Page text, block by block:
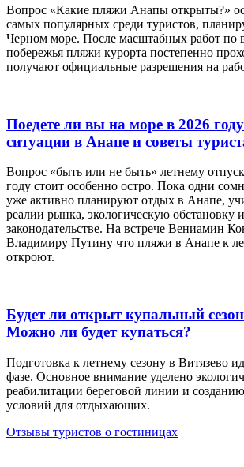
Вопрос «Какие пляжи Анапы открыты?»
самых популярных среди туристов,
Черном море. После масштабных работ по
побережья пляжи курорта постепенно
получают официальные разрешения на
Поедете ли вы на море в 2026
ситуации в Анапе и советы
Вопрос «быть или не быть» летнему
году стоит особенно остро. Пока одни
уже активно планируют отдых в Анапе,
реалии рынка, экологическую обстановку
законодательстве. На встрече Вениамин
Владимиру Путину что пляжи в Анапе к
откроют.
Будет ли открыт купальный
Можно ли будет купаться?
Подготовка к летнему сезону в Витязево
фазе. Основное внимание уделено
реабилитации береговой линии и
условий для отдыхающих.
Отзывы туристов о гостиницах